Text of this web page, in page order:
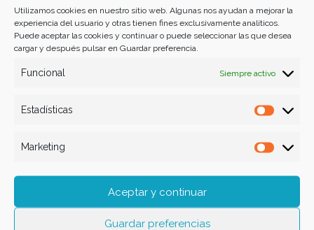
Utilizamos cookies en nuestro sitio web. Algunas nos ayudan a mejorar la
experiencia del usuario y otras tienen fines exclusivamente analíticos.
Puede aceptar las cookies y continuar o puede seleccionar las que desea
cargar y después pulsar en Guardar preferencia.
Funcional Siempre activo
Estadísticas
Marketing
Aceptar y continuar
Guardar preferencias
Tags In
INFORMACIÓN SENSIBILIZAR